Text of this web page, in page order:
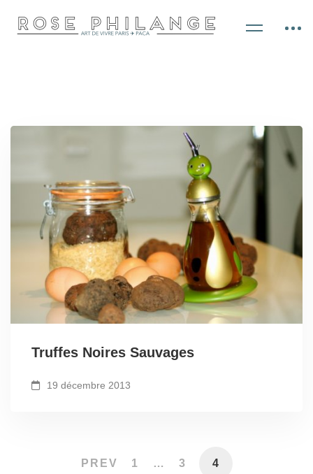
Truffes Noires Sauvages
19 décembre 2013
PREV 1 … 3 4